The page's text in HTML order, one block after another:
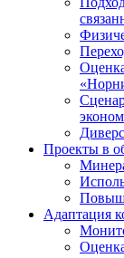
Проекты в
Адаптация